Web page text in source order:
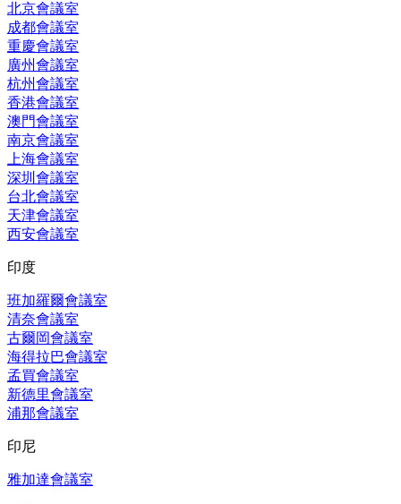
北京會議室
成都會議室
重慶會議室
廣州會議室
杭州會議室
香港會議室
澳門會議室
南京會議室
上海會議室
深圳會議室
台北會議室
天津會議室
西安會議室
印度
班加羅爾會議室
清奈會議室
古爾岡會議室
海得拉巴會議室
孟買會議室
新德里會議室
浦那會議室
印尼
雅加達會議室